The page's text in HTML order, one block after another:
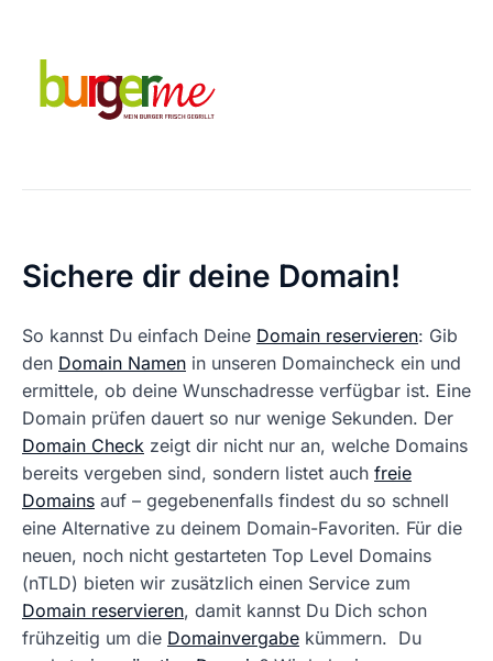
Sichere dir deine Domain!
So kannst Du einfach Deine Domain reservieren: Gib
den Domain Namen in unseren Domaincheck ein und
ermittele, ob deine Wunschadresse verfügbar ist. Eine
Domain prüfen dauert so nur wenige Sekunden. Der
Domain Check zeigt dir nicht nur an, welche Domains
bereits vergeben sind, sondern listet auch freie
Domains auf – gegebenenfalls findest du so schnell
eine Alternative zu deinem Domain-Favoriten. Für die
neuen, noch nicht gestarteten Top Level Domains
(nTLD) bieten wir zusätzlich einen Service zum
Domain reservieren, damit kannst Du Dich schon
frühzeitig um die Domainvergabe kümmern. Du